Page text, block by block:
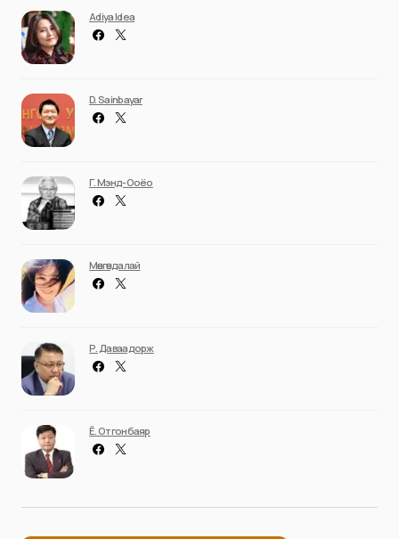
Adiya Idea
D. Sainbayar
Г. Мэнд-Ооёо
Мөнгөндалай
Р. Даваадорж
Ё. Отгонбаяр